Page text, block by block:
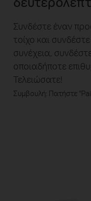
Συνδέστε έναν
τοίχο και
συνέχεια,
οποιαδήποτε
Τελειώσατε!
Συμβουλή: Πατήστε